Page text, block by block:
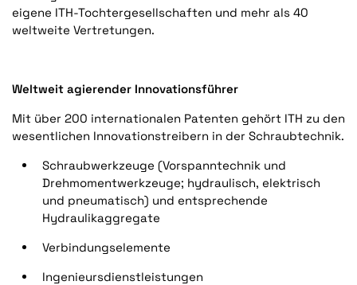
eigene ITH-Tochtergesellschaften und mehr als 40
weltweite Vertretungen.
Weltweit agierender Innovationsführer
Mit über 200 internationalen Patenten gehört ITH zu den
wesentlichen Innovationstreibern in der Schraubtechnik.
Schraubwerkzeuge (Vorspanntechnik und
Drehmomentwerkzeuge; hydraulisch, elektrisch
und pneumatisch) und entsprechende
Hydraulikaggregate
Verbindungselemente
Ingenieursdienstleistungen